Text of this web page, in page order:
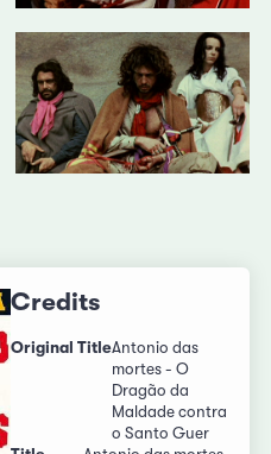
Credits
Original TitleAntonio das
mortes - O
Dragão da
Maldade contra
o Santo Guer